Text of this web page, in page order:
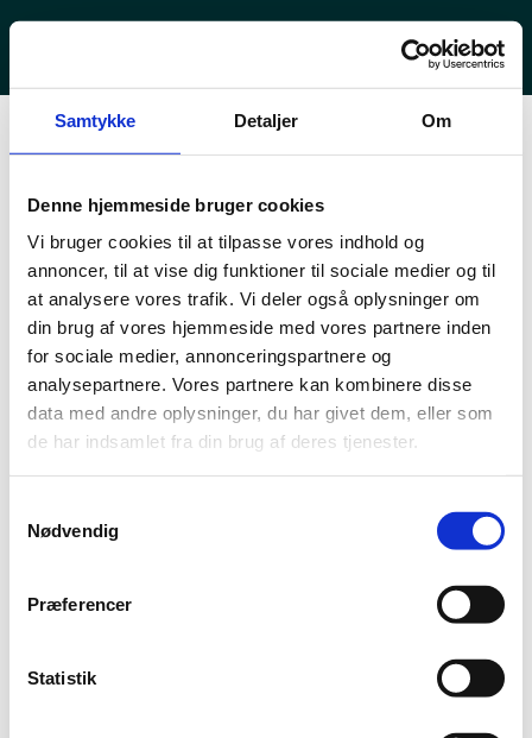
Samtykke Detaljer Om
Denne hjemmeside bruger cookies
Vi bruger cookies til at tilpasse vores indhold og
annoncer, til at vise dig funktioner til sociale medier og til
at analysere vores trafik. Vi deler også oplysninger om
din brug af vores hjemmeside med vores partnere inden
for sociale medier, annonceringspartnere og
analysepartnere. Vores partnere kan kombinere disse
data med andre oplysninger, du har givet dem, eller som
de har indsamlet fra din brug af deres tjenester.
Nødvendig
Præferencer
Statistik